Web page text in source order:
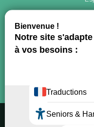
confidentialité
Nous utilisons des
expérience sur notre